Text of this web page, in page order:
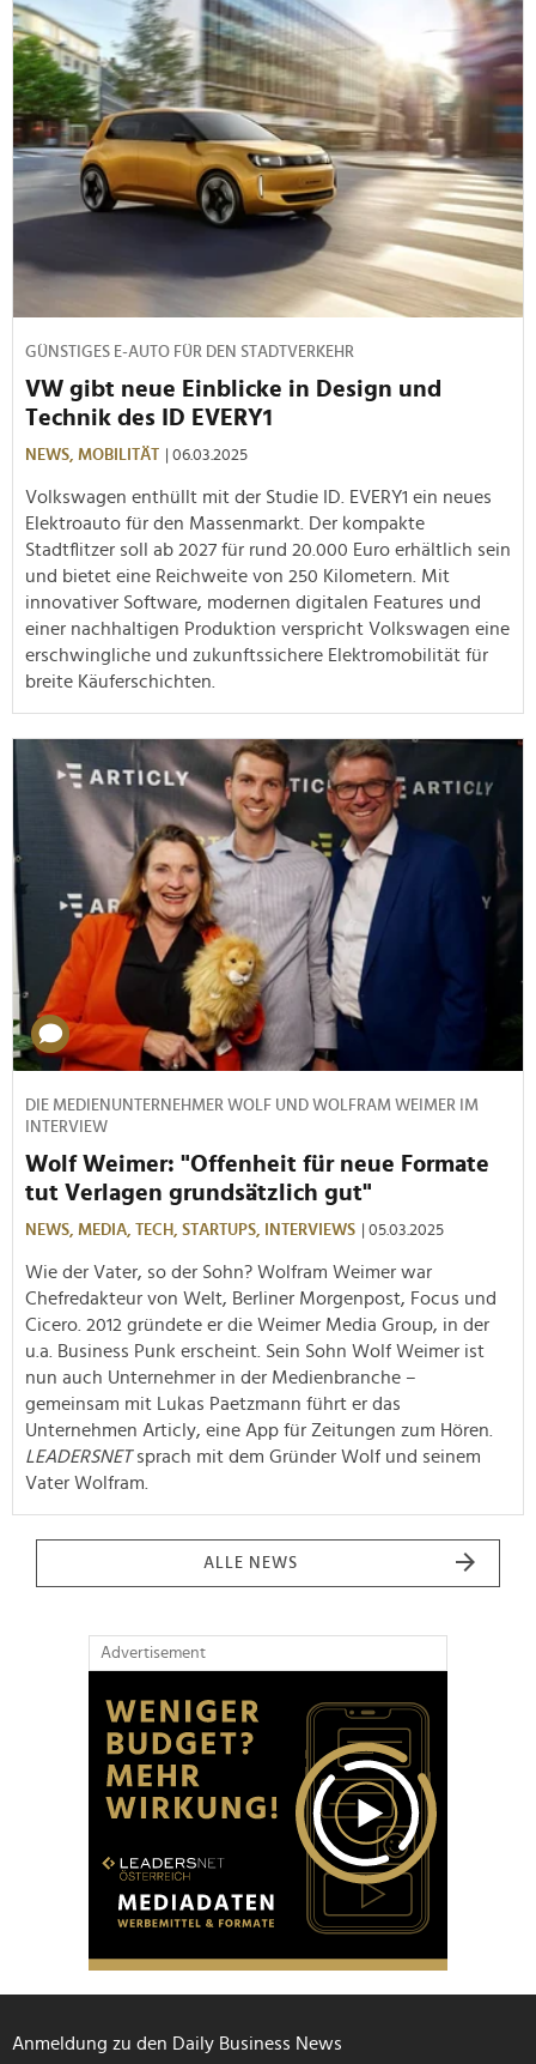
GÜNSTIGES E-AUTO FÜR DEN STADTVERKEHR
VW gibt neue Einblicke in Design und
Technik des ID EVERY1
NEWS, MOBILITÄT | 06.03.2025
Volkswagen enthüllt mit der Studie ID. EVERY1 ein neues
Elektroauto für den Massenmarkt. Der kompakte
Stadtflitzer soll ab 2027 für rund 20.000 Euro erhältlich sein
und bietet eine Reichweite von 250 Kilometern. Mit
innovativer Software, modernen digitalen Features und
einer nachhaltigen Produktion verspricht Volkswagen eine
erschwingliche und zukunftssichere Elektromobilität für
breite Käuferschichten.
DIE MEDIENUNTERNEHMER WOLF UND WOLFRAM WEIMER IM
INTERVIEW
Wolf Weimer: "Offenheit für neue Formate
tut Verlagen grundsätzlich gut"
NEWS, MEDIA, TECH, STARTUPS, INTERVIEWS | 05.03.2025
Wie der Vater, so der Sohn? Wolfram Weimer war
Chefredakteur von Welt, Berliner Morgenpost, Focus und
Cicero. 2012 gründete er die Weimer Media Group, in der
u.a. Business Punk erscheint. Sein Sohn Wolf Weimer ist
nun auch Unternehmer in der Medienbranche –
gemeinsam mit Lukas Paetzmann führt er das
Unternehmen Articly, eine App für Zeitungen zum Hören.
LEADERSNETsprach mit dem Gründer Wolf und seinem
Vater Wolfram.
ALLE NEWS
Advertisement
Anmeldung zu den Daily Business News